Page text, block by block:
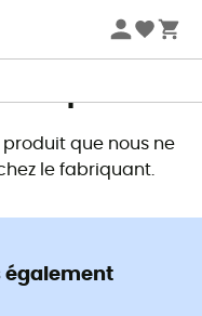
code Summer5
que nous ne
le fabriquant.
également